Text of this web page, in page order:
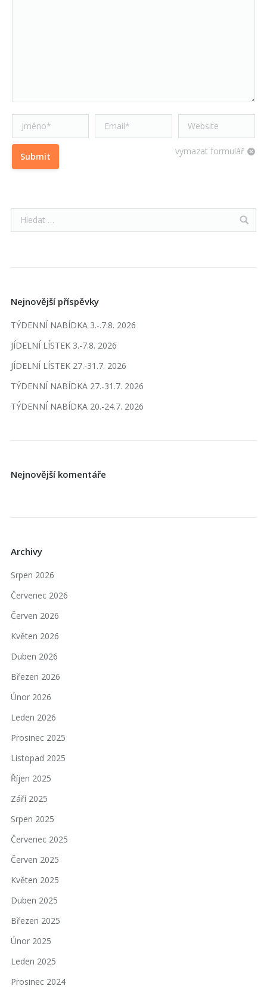
Jméno * Email * Website
vymazat formulář
Submit
Nejnovější příspěvky
TÝDENNÍ NABÍDKA 3.-.7.8. 2026
JÍDELNÍ LÍSTEK 3.-7.8. 2026
JÍDELNÍ LÍSTEK 27.-31.7. 2026
TÝDENNÍ NABÍDKA 27.-31.7. 2026
TÝDENNÍ NABÍDKA 20.-24.7. 2026
Nejnovější komentáře
Archivy
Srpen 2026
Červenec 2026
Červen 2026
Květen 2026
Duben 2026
Březen 2026
Únor 2026
Leden 2026
Prosinec 2025
Listopad 2025
Říjen 2025
Září 2025
Srpen 2025
Červenec 2025
Červen 2025
Květen 2025
Duben 2025
Březen 2025
Únor 2025
Leden 2025
Prosinec 2024